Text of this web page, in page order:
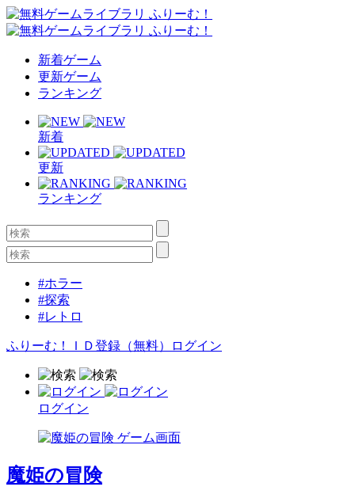
新着ゲーム
更新ゲーム
ランキング
新着
更新
ランキング
#ホラー
#探索
#レトロ
ふりーむ！ＩＤ登録（無料） ログイン
ログイン
魔姫の冒険